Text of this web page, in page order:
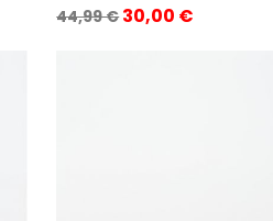
Precio
44,99 €Precio
30,00 €